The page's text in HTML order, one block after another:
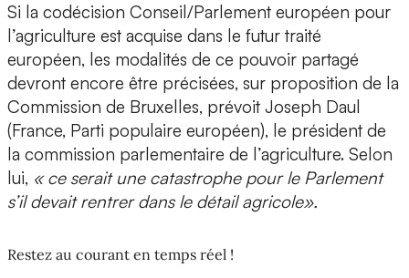
Si la codécision Conseil/Parlement européen pour
l’agriculture est acquise dans le futur traité
européen, les modalités de ce pouvoir partagé
devront encore être précisées, sur proposition de la
Commission de Bruxelles, prévoit Joseph Daul
(France, Parti populaire européen), le président de
la commission parlementaire de l’agriculture. Selon
lui, « ce serait une catastrophe pour le Parlement
s’il devait rentrer dans le détail agricole».
Restez au courant en temps réel !